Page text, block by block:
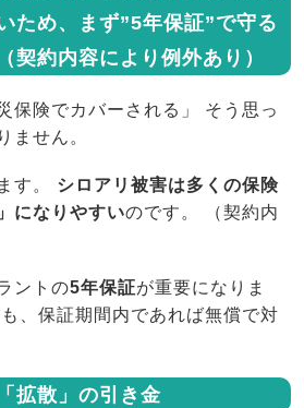
ため、まず”5年保証”で守る
契約内容により例外あり）
保険でカバーされる」 そう思っ
ません。
す。 シロアリ被害は多くの保険
になりやすいのです。 （契約内
ントの5年保証が重要になりま
、保証期間内であれば無償で対
拡散」の引き金